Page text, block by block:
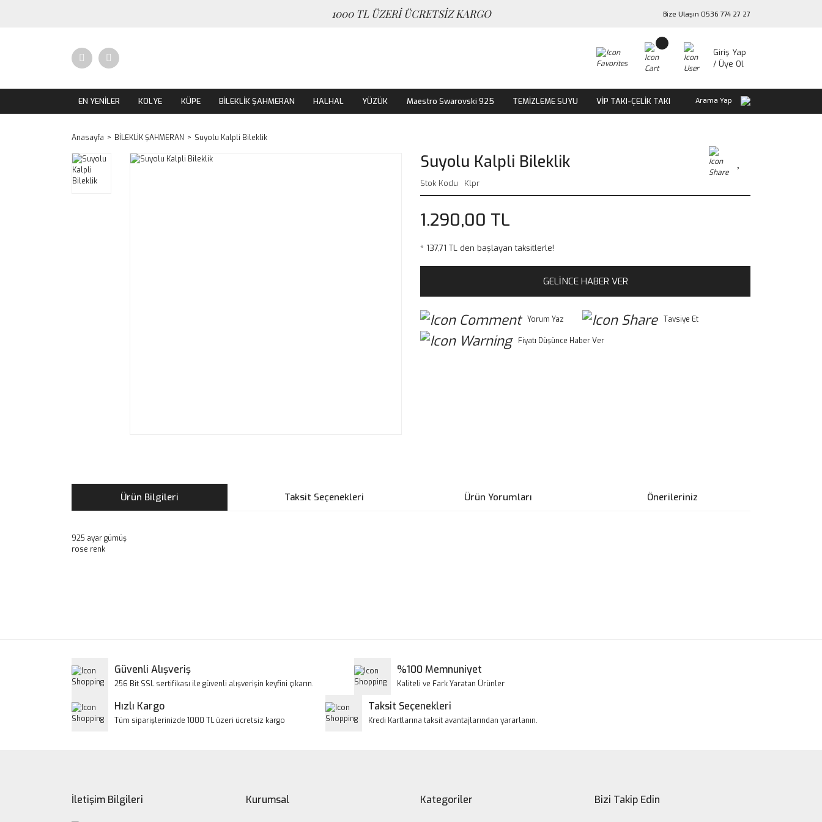
1000 TL ÜZERİ ÜCRETSİZ KARGO Bize Ulaşın 0536 774 27 27
Giriş Yap
/ Üye Ol
EN YENİLER KOLYE KÜPE BİLEKLİK ŞAHMERAN HALHAL YÜZÜK Maestro Swarovski 925 TEMİZLEME SUYU VİP TAKI-ÇELİK TAKI Arama Yap
Anasayfa BİLEKLİK ŞAHMERAN Suyolu Kalpli Bileklik
Suyolu Kalpli Bileklik
Stok Kodu Klpr
1.290,00 TL
* 137,71 TL den başlayan taksitlerle!
GELİNCE HABER VER
Yorum Yaz Tavsiye Et
Fiyatı Düşünce Haber Ver
Ürün Bilgileri Taksit Seçenekleri Ürün Yorumları Önerileriniz
925 ayar gümüş
rose renk
Ürün fiyatı diğer sitelerden daha pahalı.
Güvenli Alışveriş
256 Bit SSL sertifikası ile güvenli alışverişin keyfini çıkarın.
%100 Memnuniyet
Kaliteli ve Fark Yaratan Ürünler
Hızlı Kargo
Tüm siparişlerinizde 1000 TL üzeri ücretsiz kargo
Taksit Seçenekleri
Kredi Kartlarına taksit avantajlarından yararlanın.
İletişim Bilgileri Kurumsal Kategoriler Bizi Takip Edin